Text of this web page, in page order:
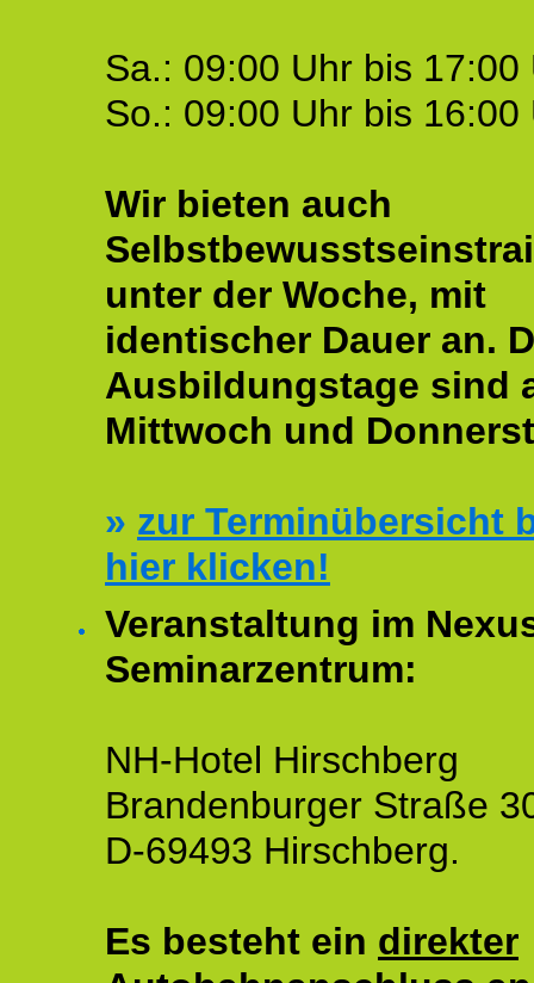
Sa.: 09:00 Uhr bis 17:00
So.: 09:00 Uhr bis 16:00
Wir bieten auch
unter der Woche, mit
identischer Dauer an.
Ausbildungstage sind
Mittwoch und
» zur Terminübersicht
hier klicken!
Veranstaltung im
Seminarzentrum:
NH-Hotel Hirschberg
Brandenburger Straße
D-69493 Hirschberg.
Es besteht ein direkter